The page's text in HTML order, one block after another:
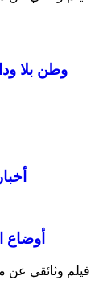
وطن بلا
أوضاع